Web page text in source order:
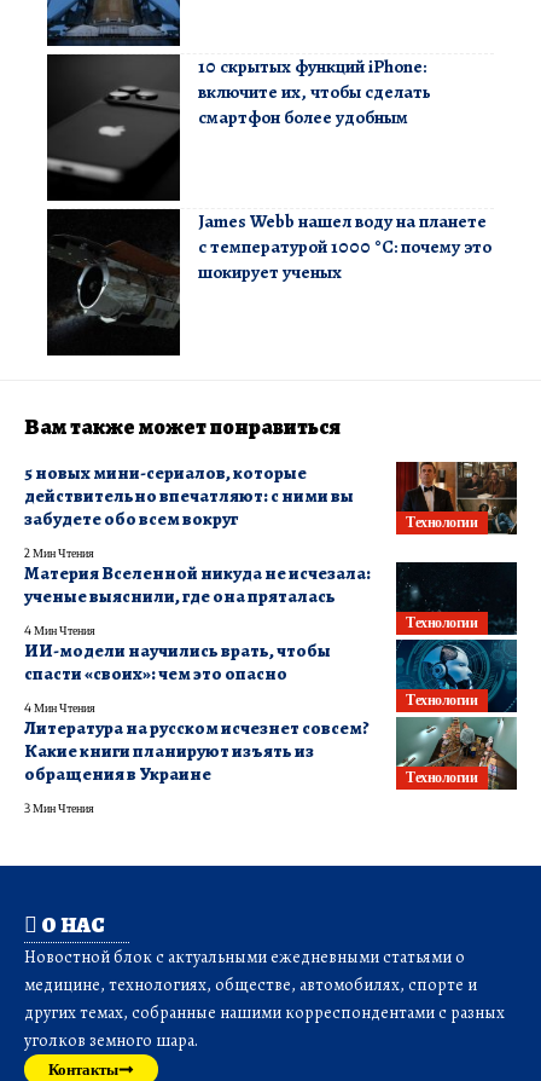
10 скрытых функций iPhone:
включите их, чтобы сделать
смартфон более удобным
James Webb нашел воду на планете
с температурой 1000 °C: почему это
шокирует ученых
Вам также может понравиться
Технологии
5 новых мини-сериалов, которые
действительно впечатляют: с ними вы
забудете обо всем вокруг
2 Мин Чтения
Технологии
Материя Вселенной никуда не исчезала:
ученые выяснили, где она пряталась
4 Мин Чтения
Технологии
ИИ-модели научились врать, чтобы
спасти «своих»: чем это опасно
4 Мин Чтения
Технологии
Литература на русском исчезнет совсем?
Какие книги планируют изъять из
обращения в Украине
3 Мин Чтения
О НАС
Новостной блок с актуальными ежедневными статьями о
медицине, технологиях, обществе, автомобилях, спорте и
других темах, собранные нашими корреспондентами с разных
уголков земного шара.
Контакты